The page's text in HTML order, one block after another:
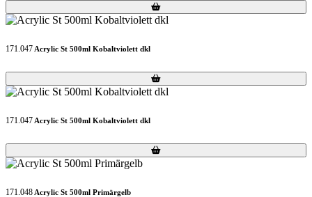
Loading...
Loading...
171.047 Acrylic St 500ml Kobaltviolett dkl
Loading...
Loading...
171.047 Acrylic St 500ml Kobaltviolett dkl
Loading...
Loading...
171.048 Acrylic St 500ml Primärgelb